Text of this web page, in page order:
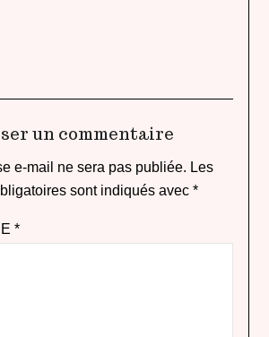
un commentaire
e-mail ne sera pas publiée. Les
sont indiqués avec *
*